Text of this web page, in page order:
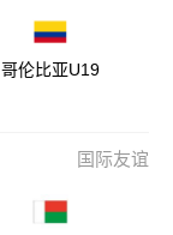
哥伦比亚U19
国际友谊